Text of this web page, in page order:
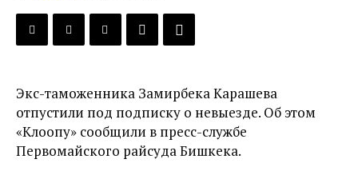
Экс-таможенника Замирбека Карашева
отпустили под подписку о невыезде. Об этом
«Клоопу» сообщили в пресс-службе
Первомайского райсуда Бишкека.